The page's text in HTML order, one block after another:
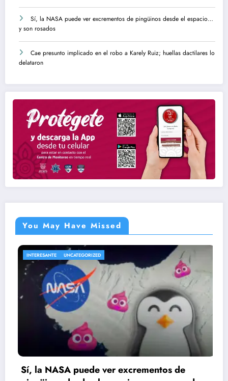
Sí, la NASA puede ver excrementos de pingüinos desde el espacio…
y son rosados
Cae presunto implicado en el robo a Karely Ruiz; huellas dactilares lo
delataron
You May Have Missed
UNCATEGORIZED
NASA puede ver excrementos de